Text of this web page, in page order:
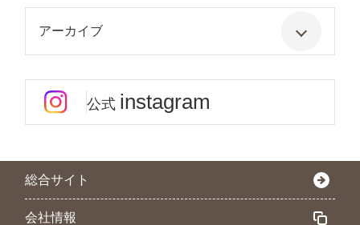
アーカイブ
公式 instagram
総合サイト
会社情報